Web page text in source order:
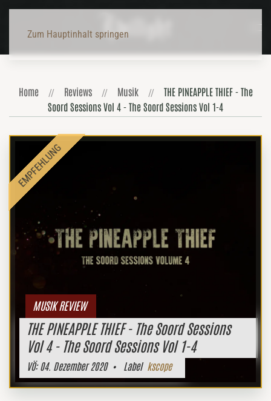
Zum Hauptinhalt springen
Home Reviews Musik
THE PINEAPPLE THIEF - The
Soord Sessions Vol 4 - The Soord Sessions Vol 1-4
MUSIK REVIEW
THE PINEAPPLE THIEF - The Soord Sessions
Vol 4 - The Soord Sessions Vol 1-4
VÖ:04. Dezember 2020• Label kscope